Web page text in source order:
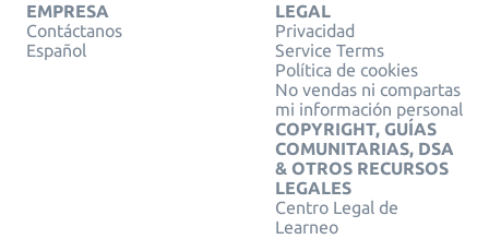
EMPRESA
Contáctanos
Español
LEGAL
Privacidad
Service Terms
Política de cookies
No vendas ni compartas
mi información personal
COPYRIGHT, GUÍAS
COMUNITARIAS, DSA
& OTROS RECURSOS
LEGALES
Centro Legal de
Learneo